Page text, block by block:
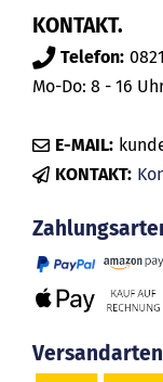
KONTAKT.
Telefon:
Mo-Do: 8 - 16
E-MAIL:
KONTAKT:
Versandarten